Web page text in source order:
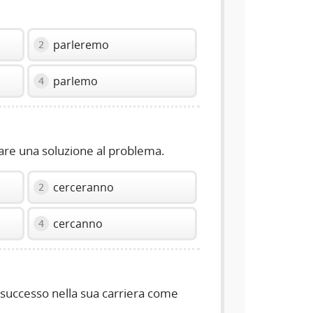
2 parleremo
4 parlemo
una soluzione al problema.
2 cerceranno
4 cercanno
nella sua carriera come